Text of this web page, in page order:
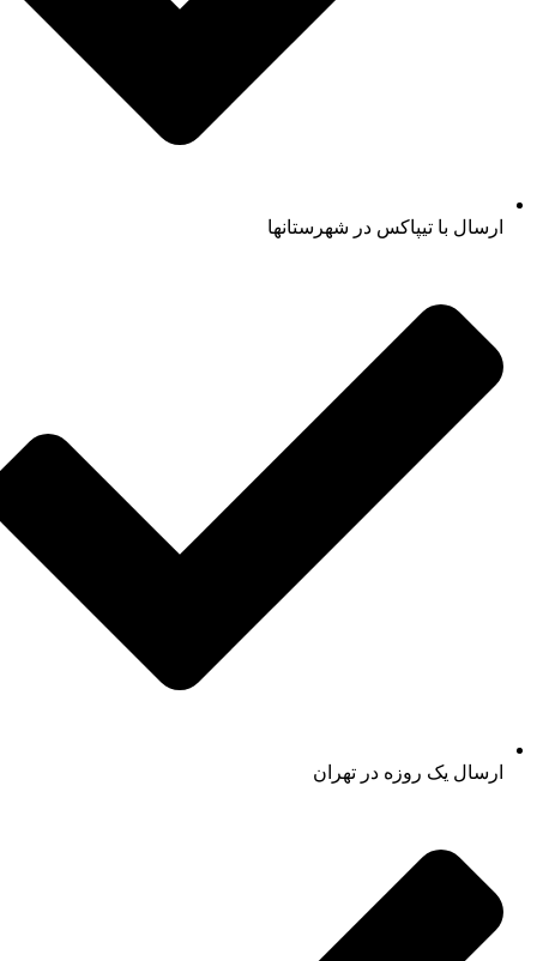
ارسال با تیپاکس در شهرستانها
ارسال یک روزه در تهران